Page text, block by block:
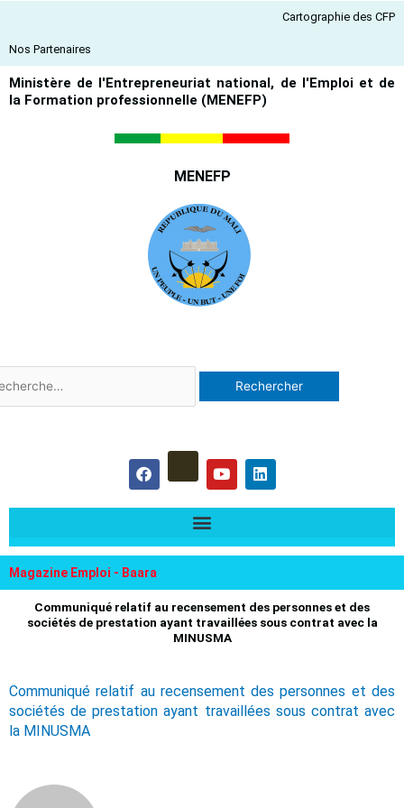
contenu
Cartographie des CFP
Nos Partenaires
Ministère de l'Entrepreneuriat national, de l'Emploi et de
la Formation professionnelle (MENEFP)
MENEFP
:
F
a
c
e
o
Y
o
u
t
e
L
i
n
k
i
Magazine Emploi - Baara
Communiqué relatif au recensement des personnes et des
sociétés de prestation ayant travaillées sous contrat avec la
MINUSMA
Communiqué relatif au recensement des personnes et des
sociétés de prestation ayant travaillées sous contrat avec
la MINUSMA